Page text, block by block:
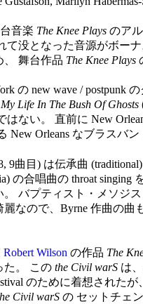
音楽 The Knee Playsのアル
没となった音源がボー
、 舞台作品 The Knee Plays
の new wave / postpunk
My Life In The Bush Of Ghosts
ない。 直前に New
Orleans なブラスバ
9曲目) は伝承曲
の合唱曲の throat singing
バプティスト・メソジ
なので、Byrne 作曲の
Robert Wilson の作品 The
た。 この the Civil warSは、
のために着想され
Civil warSの セットチェ